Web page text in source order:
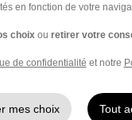
et Fi H/
en fonction de votre
choix ou retirer votre
de confidentialité et notre
mes choix Tout